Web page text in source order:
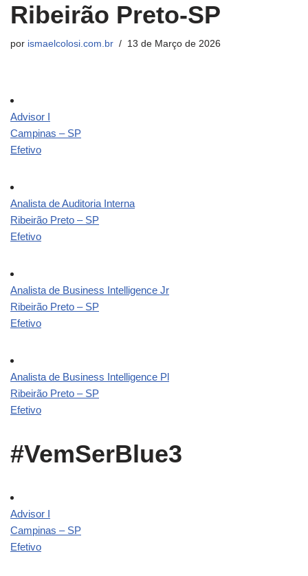
Ribeirão Preto-SP
por ismaelcolosi.com.br 13 de Março de 2026
Advisor I
Campinas – SP
Efetivo
Analista de Auditoria Interna
Ribeirão Preto – SP
Efetivo
Analista de Business Intelligence Jr
Ribeirão Preto – SP
Efetivo
Analista de Business Intelligence Pl
Ribeirão Preto – SP
Efetivo
#VemSerBlue3
Advisor I
Campinas – SP
Efetivo